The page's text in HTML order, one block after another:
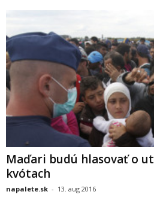
Maďari budú hlasovať o
kvótach
napalete.sk - 13. aug 2016